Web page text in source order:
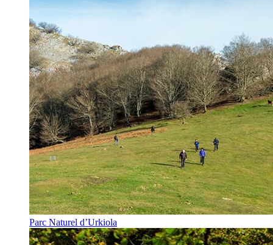
Parc Naturel d’Urkiola